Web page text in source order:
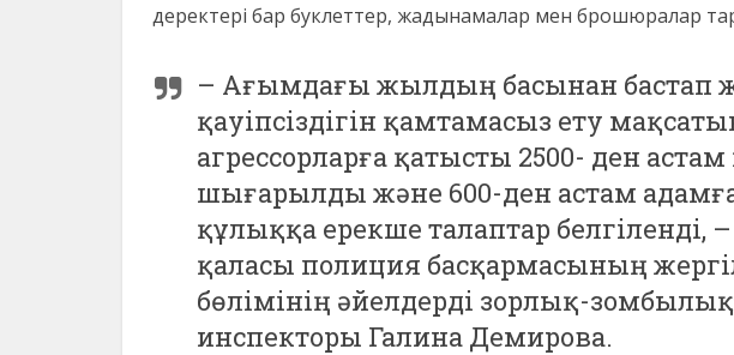
деректері бар буклеттер, жадынамалар мен брошюралар
– Ағымдағы жылдың басынан бастап
қауіпсіздігін қамтамасыз ету
агрессорларға қатысты 2500- ден
шығарылды және 600-ден астам
құлыққа ерекше талаптар белгіленді,
қаласы полиция басқармасының
бөлімінің әйелдерді зорлық-
инспекторы Галина Демирова.